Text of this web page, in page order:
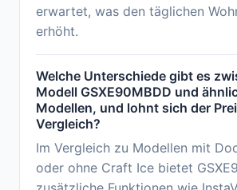
erwartet, was den täglichen
erhöht.
Welche Unterschiede gibt es
Modell GSXE90MBDD und
Modellen, und lohnt sich der
Vergleich?
Im Vergleich zu Modellen mit
oder ohne Craft Ice bietet